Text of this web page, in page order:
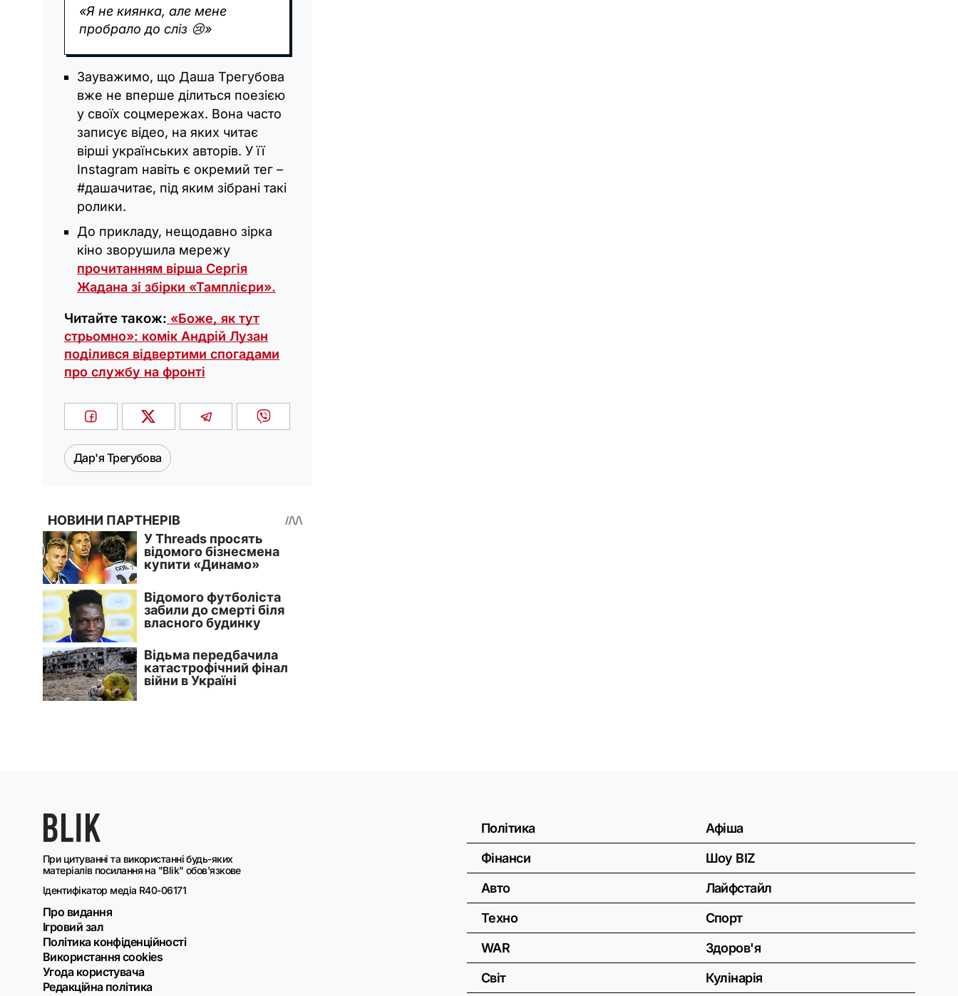
«Я не киянка, але мене
пробрало до сліз 😢»
Зауважимо, що Даша Трегубова
вже не вперше ділиться поезією
у своїх соцмережах. Вона часто
записує відео, на яких читає
вірші українських авторів. У її
Instagram навіть є окремий тег –
#дашачитає, під яким зібрані такі
ролики.
До прикладу, нещодавно зірка
кіно зворушила мережу
прочитанням вірша Сергія
Жадана зі збірки «Тамплієри».
Читайте також: «Боже, як тут
стрьомно»: комік Андрій Лузан
поділився відвертими спогадами
про службу на фронті
Дар'я Трегубова
При цитуванні та використанні будь-яких
матеріалів посилання на "Blik" обов'язкове
Ідентифікатор медіа R40-06171
Про видання
Ігровий зал
Політика конфіденційності
Використання cookies
Угода користувача
Редакційна політика
Політика
Фінанси
Авто
Техно
WAR
Світ
Афіша
Шоу BIZ
Лайфстайл
Спорт
Здоров'я
Кулінарія